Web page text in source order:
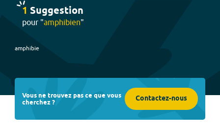
1 Suggestion
pour "amphibien"
amphibie
Vous ne trouvez pas ce que vous
cherchez ? Contactez-nous